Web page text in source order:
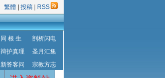
繁體 投稿 RSS
同 根 生
剖析闪电
辩护真理
圣月汇集
新答客问 宗教方志